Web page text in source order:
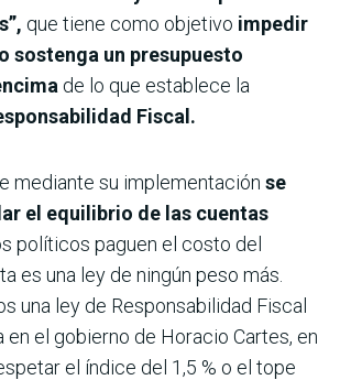
que tiene como objetivo impedir
sostenga un presupuesto
de lo que establece la
Fiscal.
mediante su implementación se
el equilibrio de las cuentas
políticos paguen el costo del
es una ley de ningún peso más.
una ley de Responsabilidad Fiscal
en el gobierno de Horacio Cartes, en
el índice del 1,5 % o el tope